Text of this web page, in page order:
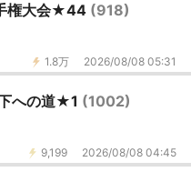
権大会★44 (918)
1.8万 2026/08/08 05:31
への道★1 (1002)
9,199 2026/08/08 04:45